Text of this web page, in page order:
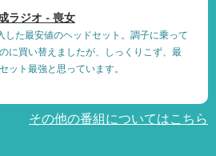
ラジオ - 喪女
した最安値のヘッドセット。調子に乗って
に買い替えましたが、しっくりこず、最
ット最強と思っています。
その他の番組についてはこちら